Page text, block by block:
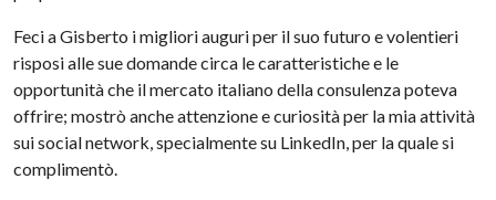
Feci a Gisberto i migliori auguri per il suo futuro e volentieri
risposi alle sue domande circa le caratteristiche e le
opportunità che il mercato italiano della consulenza poteva
offrire; mostrò anche attenzione e curiosità per la mia attività
sui social network, specialmente su LinkedIn, per la quale si
complimentò.